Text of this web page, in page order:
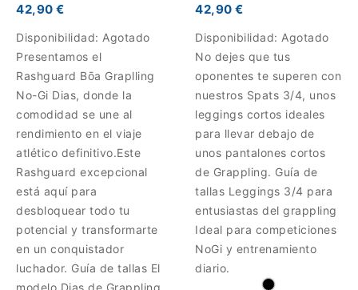
42,90 €
Disponibilidad: Agotado
Presentamos el
Rashguard Bōa Graplling
No-Gi Dias, donde la
comodidad se une al
rendimiento en el viaje
atlético definitivo.Este
Rashguard excepcional
está aquí para
desbloquear todo tu
potencial y transformarte
en un conquistador
luchador. Guía de tallas El
modelo Dias de Grappling
42,90 €
Disponibilidad: Agotado
No dejes que tus
oponentes te superen con
nuestros Spats 3/4, unos
leggings cortos ideales
para llevar debajo de
unos pantalones cortos
de Grappling. Guía de
tallas Leggings 3/4 para
entusiastas del grappling
Ideal para competiciones
NoGi y entrenamiento
diario.